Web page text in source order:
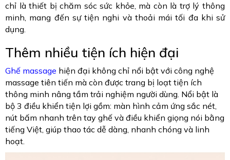
chỉ là thiết bị chăm sóc sức khỏe, mà còn là trợ lý thông
minh, mang đến sự tiện nghi và thoải mái tối đa khi sử
dụng.
Thêm nhiều tiện ích hiện đại
Ghế massage hiện đại không chỉ nổi bật với công nghệ
massage tiên tiến mà còn được trang bị loạt tiện ích
thông minh nâng tầm trải nghiệm người dùng. Nổi bật là
bộ 3 điều khiển tiện lợi gồm: màn hình cảm ứng sắc nét,
nút bấm nhanh trên tay ghế và điều khiển giọng nói bằng
tiếng Việt, giúp thao tác dễ dàng, nhanh chóng và linh
hoạt.